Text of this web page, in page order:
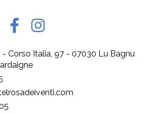
- Corso Italia, 97 - 07030 Lu Bagnu